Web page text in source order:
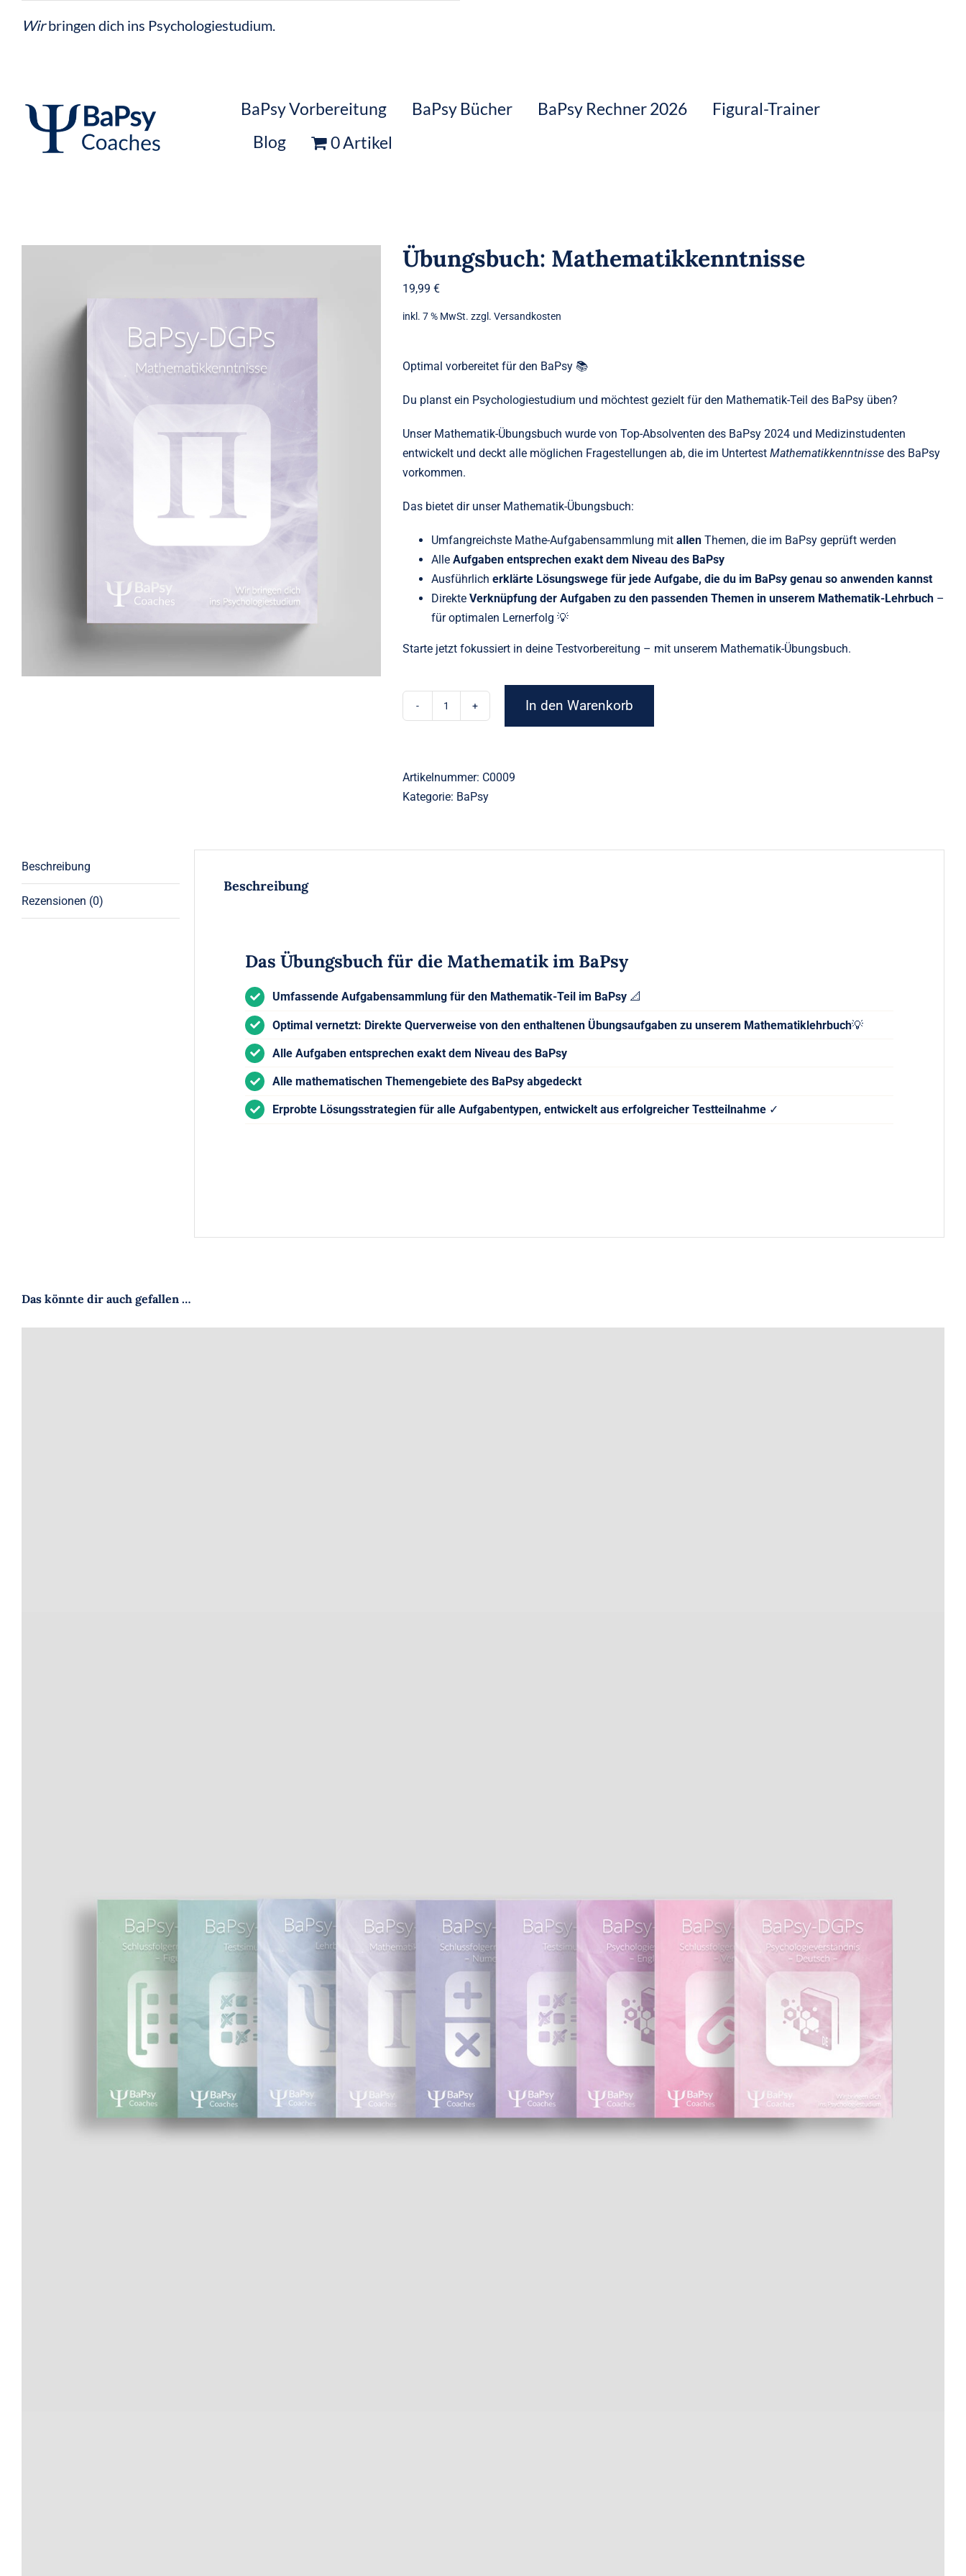
InhaltWirbringen dich ins Psychologiestudium.
BaPsy Vorbereitung BaPsy Bücher BaPsy Rechner 2026
Figural-Trainer
Blog
0 Artikel
Übungsbuch: Mathematikkenntnisse
19,99 €
inkl. 7 % MwSt. zzgl. Versandkosten
Optimal vorbereitet für den BaPsy 📚
Du planst ein Psychologiestudium und möchtest gezielt für den Mathematik-Teil des BaPsy üben?
Unser Mathematik-Übungsbuch wurde von Top-Absolventen des BaPsy 2024 und Medizinstudenten
entwickelt und deckt alle möglichen Fragestellungen ab, die im Untertest Mathematikkenntnisse des BaPsy
vorkommen.
Das bietet dir unser Mathematik-Übungsbuch:
Umfangreichste Mathe-Aufgabensammlung mit allen Themen, die im BaPsy geprüft werden
Alle Aufgaben entsprechen exakt dem Niveau des BaPsy
Ausführlich erklärte Lösungswege für jede Aufgabe, die du im BaPsy genau so anwenden kannst
Direkte Verknüpfung der Aufgaben zu den passenden Themen in unserem Mathematik-Lehrbuch –
für optimalen Lernerfolg 💡
Starte jetzt fokussiert in deine Testvorbereitung – mit unserem Mathematik-Übungsbuch.
In den Warenkorb
Artikelnummer: C0009
Kategorie: BaPsy
Beschreibung
Rezensionen (0)
Beschreibung
Das Übungsbuch für die Mathematik im BaPsy
Umfassende Aufgabensammlung für den Mathematik-Teil im BaPsy 📐
Optimal vernetzt: Direkte Querverweise von den enthaltenen Übungsaufgaben zu unserem Mathematiklehrbuch💡
Alle Aufgaben entsprechen exakt dem Niveau des BaPsy
Alle mathematischen Themengebiete des BaPsy abgedeckt
Erprobte Lösungsstrategien für alle Aufgabentypen, entwickelt aus erfolgreicher Testteilnahme ✓
Das könnte dir auch gefallen …